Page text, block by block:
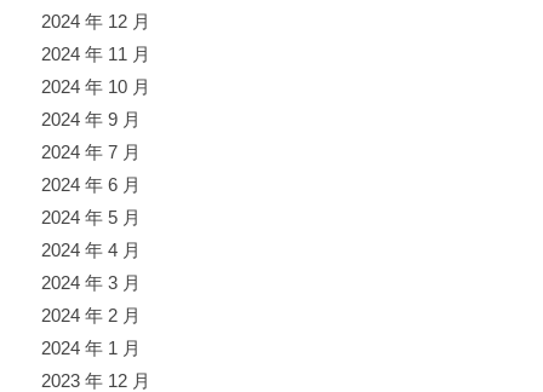
2024 年 12 月
2024 年 11 月
2024 年 10 月
2024 年 9 月
2024 年 7 月
2024 年 6 月
2024 年 5 月
2024 年 4 月
2024 年 3 月
2024 年 2 月
2024 年 1 月
2023 年 12 月